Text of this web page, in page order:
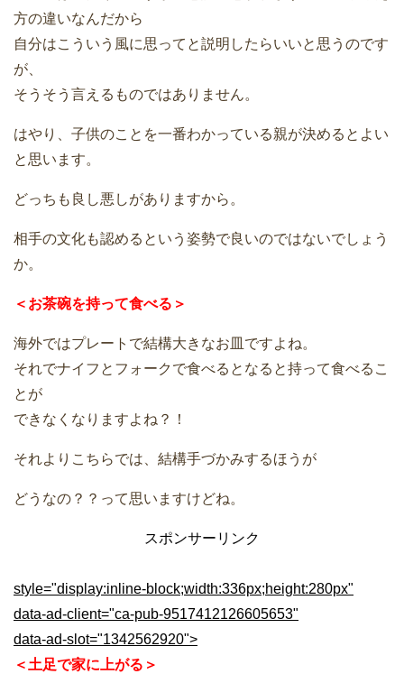
方の違いなんだから
自分はこういう風に思ってと説明したらいいと思うのです
が、
そうそう言えるものではありません。
はやり、子供のことを一番わかっている親が決めるとよい
と思います。
どっちも良し悪しがありますから。
相手の文化も認めるという姿勢で良いのではないでしょう
か。
＜お茶碗を持って食べる＞
海外ではプレートで結構大きなお皿ですよね。
それでナイフとフォークで食べるとなると持って食べるこ
とが
できなくなりますよね？！
それよりこちらでは、結構手づかみするほうが
どうなの？？って思いますけどね。
スポンサーリンク
style="display:inline-block;width:336px;height:280px"
data-ad-client="ca-pub-9517412126605653"
data-ad-slot="1342562920">
＜土足で家に上がる＞